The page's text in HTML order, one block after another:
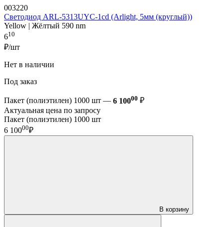
003220
Светодиод ARL-5313UYC-1cd (Arlight, 5мм (круглый))
Yellow | Жёлтый 590 nm
610
₽/шт
Нет в наличии
Под заказ
Пакет (полиэтилен) 1000 шт — 6 10000 ₽
Актуальная цена по запросу
Пакет (полиэтилен) 1000 шт
6 10000₽
В корзину